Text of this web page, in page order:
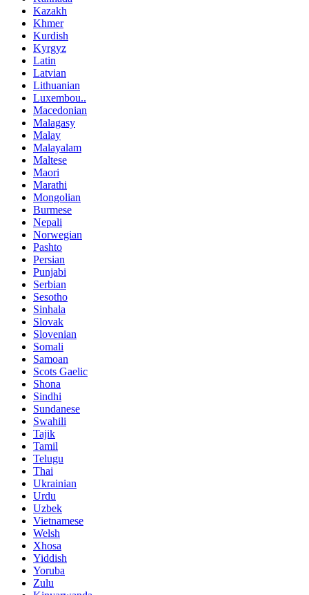
Kazakh
Khmer
Kurdish
Kyrgyz
Latin
Latvian
Lithuanian
Luxembou..
Macedonian
Malagasy
Malay
Malayalam
Maltese
Maori
Marathi
Mongolian
Burmese
Nepali
Norwegian
Pashto
Persian
Punjabi
Serbian
Sesotho
Sinhala
Slovak
Slovenian
Somali
Samoan
Scots Gaelic
Shona
Sindhi
Sundanese
Swahili
Tajik
Tamil
Telugu
Thai
Ukrainian
Urdu
Uzbek
Vietnamese
Welsh
Xhosa
Yiddish
Yoruba
Zulu